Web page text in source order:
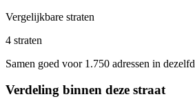
Vergelijkbare straten
4 straten
Samen goed voor 1.750 adressen in
Verdeling binnen deze straat